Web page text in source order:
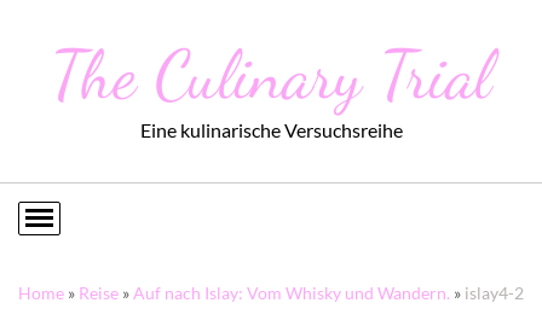
The Culinary Trial
Eine kulinarische Versuchsreihe
Home » Reise »Auf nach Islay: Vom Whisky und Wandern. » islay4-2